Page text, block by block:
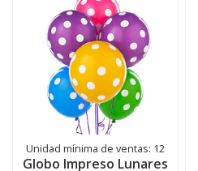
Unidad mínima de ventas: 12
Globo Impreso Lunares